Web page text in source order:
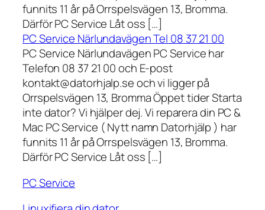
funnits 11 år på Orrspelsvägen 13, Bromma.
Därför PC Service Låt oss […]
PC Service Närlundavägen Tel 08 37 21 00
PC Service Närlundavägen PC Service har
Telefon 08 37 21 00 och E-post
kontakt@datorhjalp.se och vi ligger på
Orrspelsvägen 13, Bromma Öppet tider Starta
inte dator? Vi hjälper dej. Vi reparera din PC &
Mac PC Service ( Nytt namn Datorhjälp ) har
funnits 11 år på Orrspelsvägen 13, Bromma.
Därför PC Service Låt oss […]
PC Service